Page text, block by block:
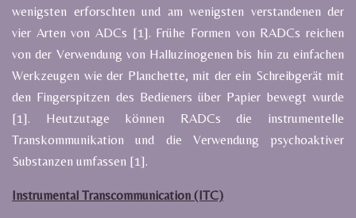
wenigsten erforschten und am wenigsten verstandenen der
vier Arten von ADCs [1]. Frühe Formen von RADCs reichen
von der Verwendung von Halluzinogenen bis hin zu einfachen
Werkzeugen wie der Planchette, mit der ein Schreibgerät mit
den Fingerspitzen des Bedieners über Papier bewegt wurde
[1]. Heutzutage können RADCs die instrumentelle
Transkommunikation und die Verwendung psychoaktiver
Substanzen umfassen [1].
Instrumental Transcommunication (ITC)